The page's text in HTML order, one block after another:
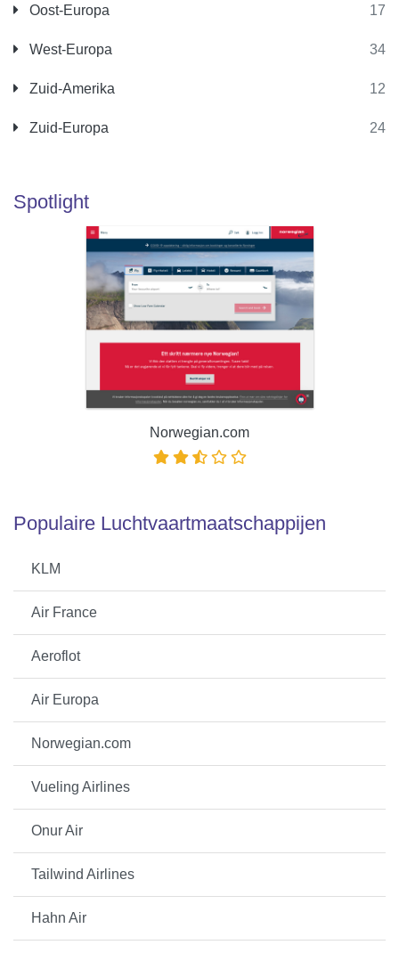
Oost-Europa 17
West-Europa 34
Zuid-Amerika 12
Zuid-Europa 24
Spotlight
Norwegian.com
Populaire Luchtvaartmaatschappijen
KLM
Air France
Aeroflot
Air Europa
Norwegian.com
Vueling Airlines
Onur Air
Tailwind Airlines
Hahn Air